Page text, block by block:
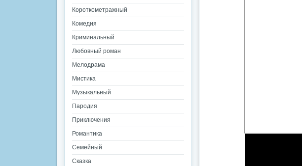
Короткометражный
Комедия
Криминальный
Любовный роман
Мелодрама
Мистика
Музыкальный
Пародия
Приключения
Романтика
Семейный
Сказка